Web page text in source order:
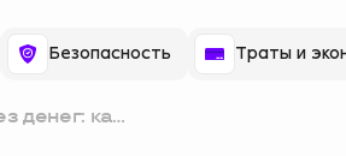
Безопасность Траты и
денег: как